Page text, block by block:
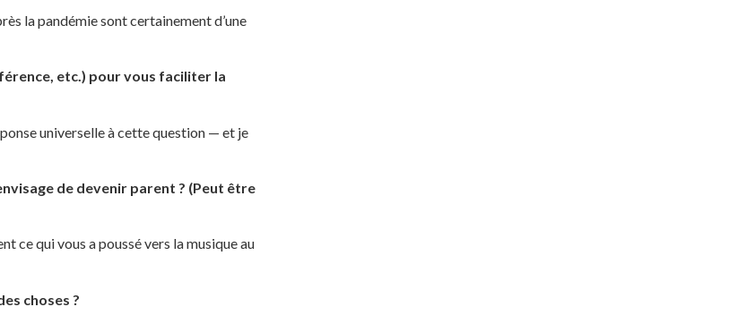
la pandémie sont certainement d’une
etc.) pour vous faciliter la
universelle à cette question — et je
de devenir parent ? (Peut être
ce qui vous a poussé vers la musique au
choses ?